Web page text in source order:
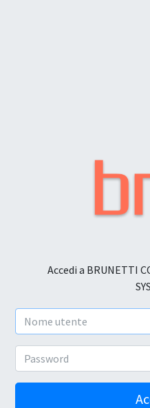
Accedi a BRUNETTI
Nome utente
Password